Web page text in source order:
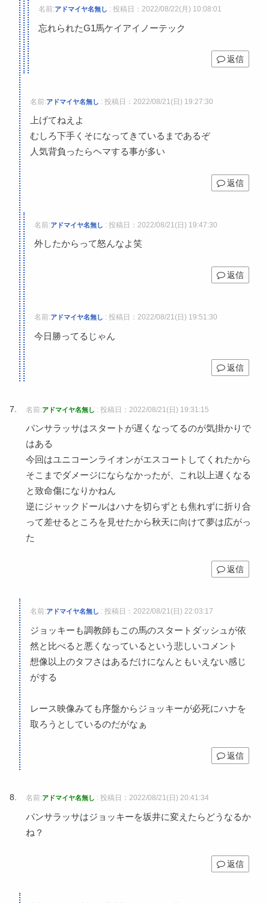
名前:アドマイヤ名無し : 投稿日：2022/08/22(月) 10:08:01
忘れられたG1馬ケイアイノーテック
返信
名前:アドマイヤ名無し : 投稿日：2022/08/21(日) 19:27:30
上げてねえよ
むしろ下手くそになってきているまであるぞ
人気背負ったらヘマする事が多い
返信
名前:アドマイヤ名無し : 投稿日：2022/08/21(日) 19:47:30
外したからって怒んなよ笑
返信
名前:アドマイヤ名無し : 投稿日：2022/08/21(日) 19:51:30
今日勝ってるじゃん
返信
名前:アドマイヤ名無し : 投稿日：2022/08/21(日) 19:31:15
パンサラッサはスタートが遅くなってるのが気掛かりで
はある
今回はユニコーンライオンがエスコートしてくれたから
そこまでダメージにならなかったが、これ以上遅くなる
と致命傷になりかねん
逆にジャックドールはハナを切らずとも焦れずに折り合
って差せるところを見せたから秋天に向けて夢は広がっ
た
返信
名前:アドマイヤ名無し : 投稿日：2022/08/21(日) 22:03:17
ジョッキーも調教師もこの馬のスタートダッシュが依
然と比べると悪くなっているという悲しいコメント
想像以上のタフさはあるだけになんともいえない感じ
がする
レース映像みても序盤からジョッキーが必死にハナを
取ろうとしているのだがなぁ
返信
名前:アドマイヤ名無し : 投稿日：2022/08/21(日) 20:41:34
パンサラッサはジョッキーを坂井に変えたらどうなるか
ね？
返信